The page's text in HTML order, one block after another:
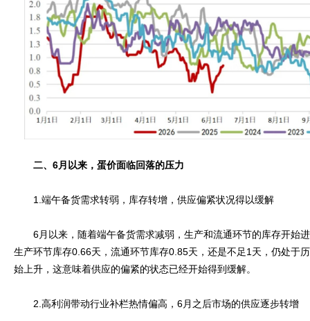
二、6月以来，蛋价面临回落的压力
1.端午备货需求转弱，库存转增，供应偏紧状况得以缓解
6月以来，随着端午备货需求减弱，生产和流通环节的库存开始
生产环节库存0.66天，流通环节库存0.85天，还是不足1天，仍处于
始上升，这意味着供应的偏紧的状态已经开始得到缓解。
2.高利润带动行业补栏热情偏高，6月之后市场的供应逐步转增